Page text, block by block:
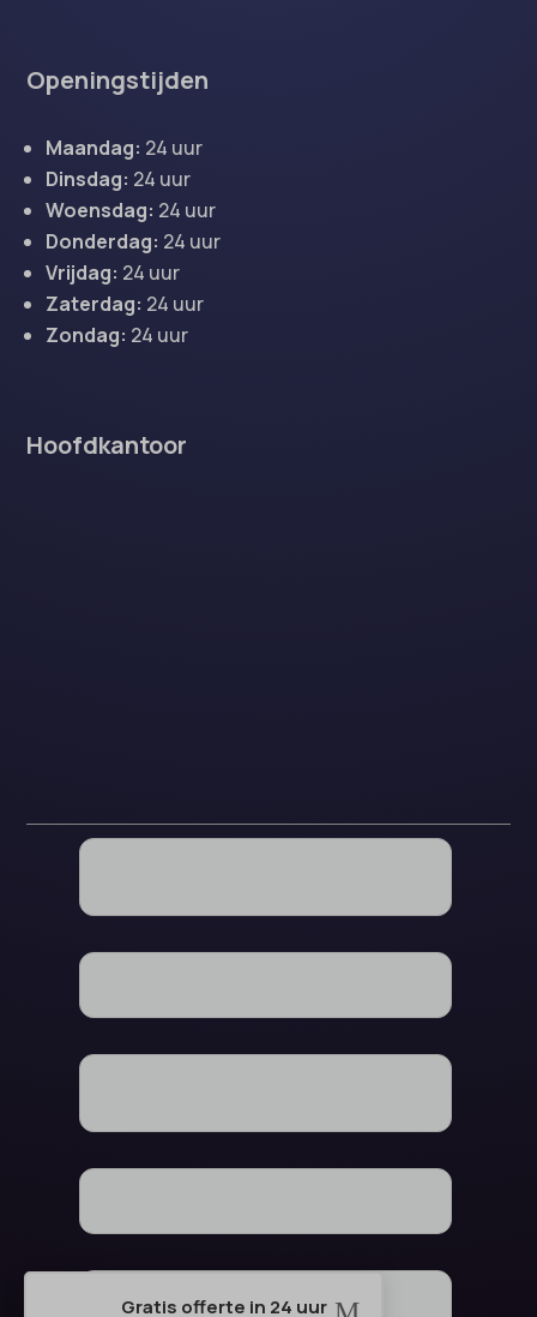
Gratis offerte in 24 uur
Openingstijden
Maandag: 24 uur
Dinsdag: 24 uur
Woensdag: 24 uur
Donderdag: 24 uur
Vrijdag: 24 uur
Zaterdag: 24 uur
Zondag: 24 uur
Hoofdkantoor